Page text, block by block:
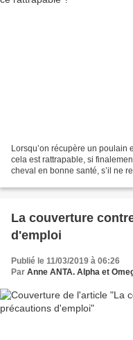
Lorsqu’on récupère un poulain
cela est rattrapable, si
cheval en bonne santé, s’il ne
La couverture
d'emploi
Publié le 11/03/2019 à 06:26
Par Anne ANTA. Alpha et